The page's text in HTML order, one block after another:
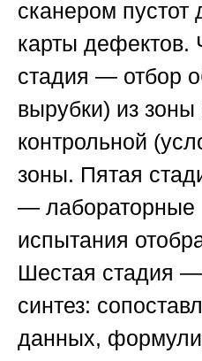
сканером пустот
карты дефектов.
стадия — отбор
вырубки) из зоны
контрольной
зоны. Пятая
— лабораторные
испытания
Шестая стадия —
синтез:
данных,